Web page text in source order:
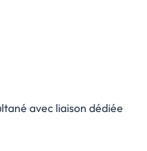
avec liaison dédiée